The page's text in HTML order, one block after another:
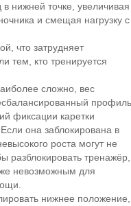
нижней точке, увеличивая
и смещая нагрузку с
что затрудняет
тем, кто тренируется
сложно, вес
профиль
фиксации каретки
она заблокирована в
роста могут не
разблокировать тренажёр,
невозможным для
нижнее положение,